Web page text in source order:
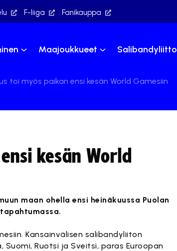
F-liiga Fanikauppa
Maajoukkueet Salibandyliitto
toi myös paikan ensi kesän World Gamesiin
kesän World
maan ohella ensi heinäkuussa Puolan
Kansainvälisen salibandyliiton
Ruotsi ja Sveitsi, paras Euroopan